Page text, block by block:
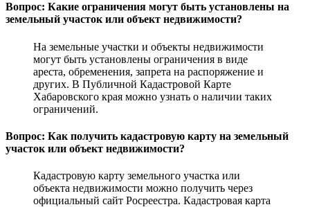
Вопрос: Какие ограничения могут быть установлены на
земельный участок или объект недвижимости?
На земельные участки и объекты недвижимости
могут быть установлены ограничения в виде
ареста, обременения, запрета на распоряжение и
других. В Публичной Кадастровой Карте
Хабаровского края можно узнать о наличии таких
ограничений.
Вопрос: Как получить кадастровую карту на земельный
участок или объект недвижимости?
Кадастровую карту земельного участка или
объекта недвижимости можно получить через
официальный сайт Росреестра. Кадастровая карта